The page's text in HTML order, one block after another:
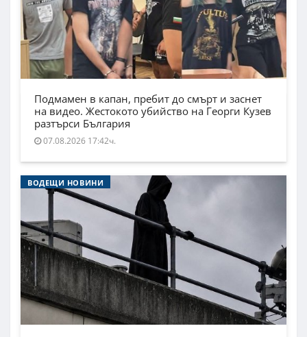
Подмамен в капан, пребит до смърт и заснет
на видео. Жестокото убийство на Георги Кузев
разтърси България
07.08.2026 17:42ч.
ВОДЕЩИ НОВИНИ